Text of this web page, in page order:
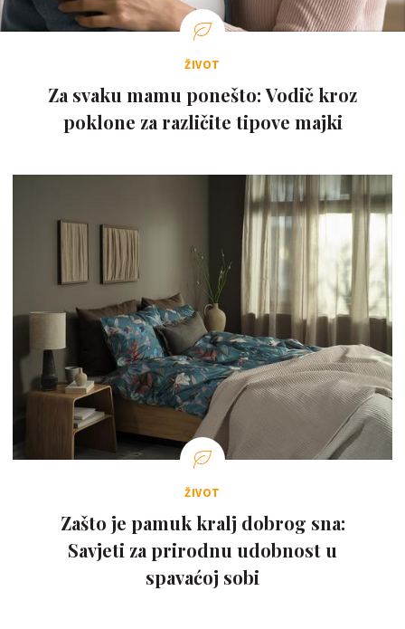
ŽIVOT
Za svaku mamu ponešto: Vodič kroz
poklone za različite tipove majki
ŽIVOT
Zašto je pamuk kralj dobrog sna:
Savjeti za prirodnu udobnost u
spavaćoj sobi